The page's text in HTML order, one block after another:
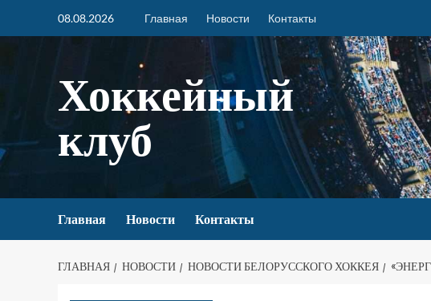
08.08.2026 Главная Новости Контакты
Хоккейный
клуб
Главная Новости Контакты
ГЛАВНАЯ НОВОСТИ НОВОСТИ БЕЛОРУССКОГО ХОККЕЯ